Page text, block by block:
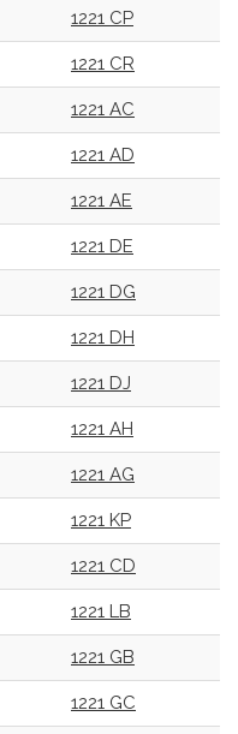
1221 CP
1221 CR
1221 AC
1221 AD
1221 AE
1221 DE
1221 DG
1221 DH
1221 DJ
1221 AH
1221 AG
1221 KP
1221 CD
1221 LB
1221 GB
1221 GC